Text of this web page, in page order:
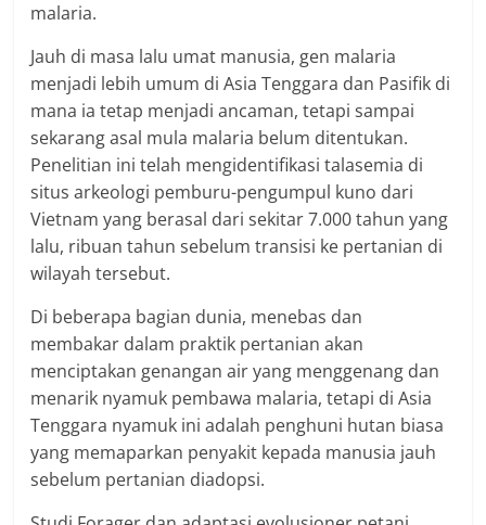
malaria.
Jauh di masa lalu umat manusia, gen malaria
menjadi lebih umum di Asia Tenggara dan Pasifik di
mana ia tetap menjadi ancaman, tetapi sampai
sekarang asal mula malaria belum ditentukan.
Penelitian ini telah mengidentifikasi talasemia di
situs arkeologi pemburu-pengumpul kuno dari
Vietnam yang berasal dari sekitar 7.000 tahun yang
lalu, ribuan tahun sebelum transisi ke pertanian di
wilayah tersebut.
Di beberapa bagian dunia, menebas dan
membakar dalam praktik pertanian akan
menciptakan genangan air yang menggenang dan
menarik nyamuk pembawa malaria, tetapi di Asia
Tenggara nyamuk ini adalah penghuni hutan biasa
yang memaparkan penyakit kepada manusia jauh
sebelum pertanian diadopsi.